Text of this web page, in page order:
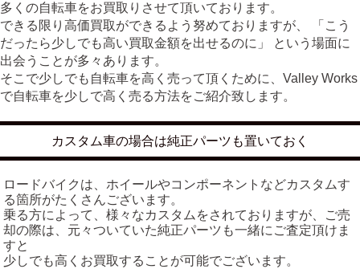
多くの自転車をお買取りさせて頂いております。
できる限り高価買取ができるよう努めておりますが、 「こう
だったら少しでも高い買取金額を出せるのに」 という場面に
出会うことが多々あります。
そこで少しでも自転車を高く売って頂くために、Valley Works
で自転車を少しで高く売る方法をご紹介致します。
カスタム車の場合は純正パーツも置いておく
ロードバイクは、ホイールやコンポーネントなどカスタムす
る箇所がたくさんございます。
乗る方によって、様々なカスタムをされておりますが、ご売
却の際は、元々ついていた純正パーツも一緒にご査定頂けま
すと
少しでも高くお買取することが可能でございます。